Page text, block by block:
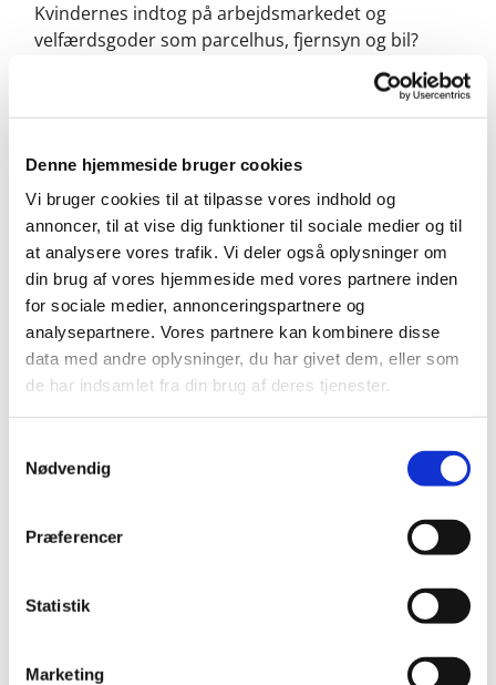
Denne hjemmeside bruger cookies
Vi bruger cookies til at tilpasse vores indhold og
annoncer, til at vise dig funktioner til sociale medier og til
at analysere vores trafik. Vi deler også oplysninger om
din brug af vores hjemmeside med vores partnere inden
for sociale medier, annonceringspartnere og
analysepartnere. Vores partnere kan kombinere disse
data med andre oplysninger, du har givet dem, eller som
de har indsamlet fra din brug af deres tjenester.
Nødvendig
Præferencer
Statistik
Marketing
Kvindernes indtog på arbejdsmarkedet og
velfærdsgoder som parcelhus, fjernsyn og bil?
inviterer indenfor til60'er